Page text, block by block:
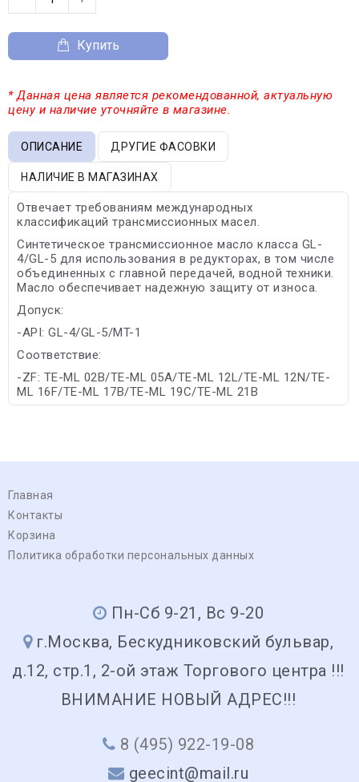
Купить
* Данная цена является рекомендованной, актуальную
цену и наличие уточняйте в магазине.
ОПИСАНИЕ ДРУГИЕ ФАСОВКИ
НАЛИЧИЕ В МАГАЗИНАХ
Отвечает требованиям международных
классификаций трансмиссионных масел.
Синтетическое трансмиссионное масло класса GL-
4/GL-5 для использования в редукторах, в том числе
объединенных с главной передачей, водной техники.
Масло обеспечивает надежную защиту от износа.
Допуск:
-API: GL-4/GL-5/MT-1
Соответствие:
-ZF: TE-ML 02B/TE-ML 05A/TE-ML 12L/TE-ML 12N/TE-
ML 16F/TE-ML 17B/TE-ML 19C/TE-ML 21B
Главная
Контакты
Корзина
Политика обработки персональных данных
Пн-Сб 9-21, Вс 9-20
г.Москва, Бескудниковский бульвар,
д.12, стр.1, 2-ой этаж Торгового центра !!!
ВНИМАНИЕ НОВЫЙ АДРЕС!!!
8 (495) 922-19-08
geecint@mail.ru